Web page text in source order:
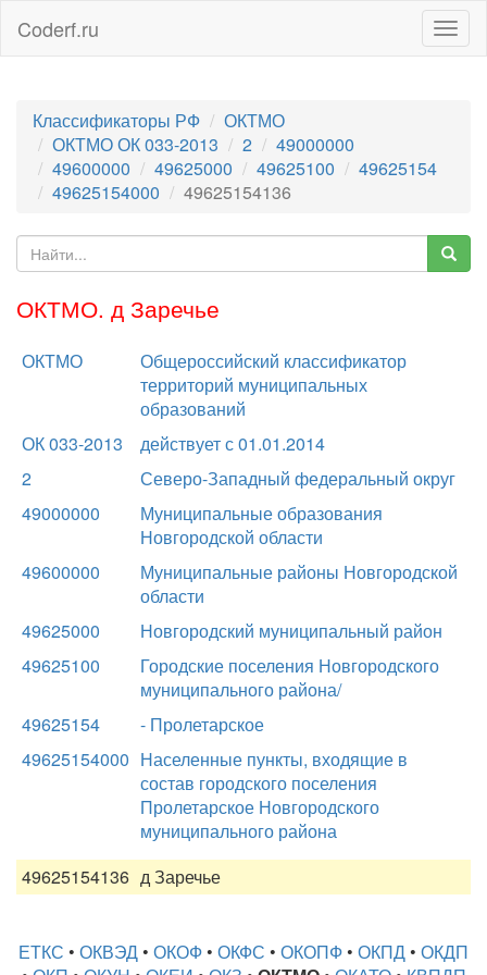
Coderf.ru
Классификаторы РФ
ОКТМО
ОКТМО ОК 033-2013
2
49000000
49600000
49625000 49625100
49625154
49625154000
49625154136
ОКТМО. д Заречье
ОКТМО
Общероссийский классификатор
территорий муниципальных
образований
ОК 033-2013
действует с 01.01.2014
2
Северо-Западный федеральный округ
49000000
Муниципальные образования
Новгородской области
49600000
Муниципальные районы Новгородской
области
49625000
Новгородский муниципальный район
49625100
Городские поселения Новгородского
муниципального района/
49625154
- Пролетарское
49625154000 Населенные пункты, входящие в
состав городского поселения
Пролетарское Новгородского
муниципального района
49625154136 д Заречье
ЕТКС • ОКВЭД • ОКОФ • ОКФС • ОКОПФ • ОКПД • ОКДП